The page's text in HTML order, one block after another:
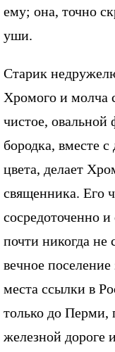
ему; она, точно
уши.
Старик
Хромого и молча
чистое,
бородка, вместе
цвета, делает
священника. Его
сосредоточенно
почти никогда
вечное
места ссылки в
только до Перми,
железной дороге